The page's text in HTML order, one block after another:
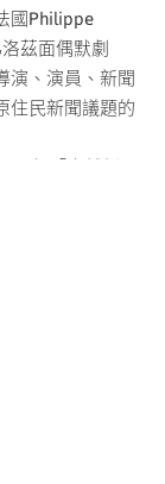
國Philippe
茲面偶默劇
演、演員、新聞
住民新聞議題的